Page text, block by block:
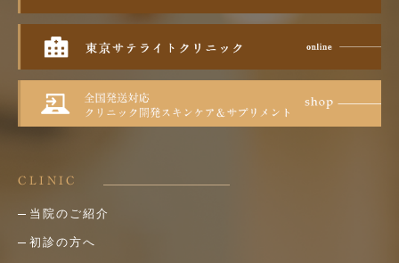
CLINIC
当院のご紹介
初診の方へ